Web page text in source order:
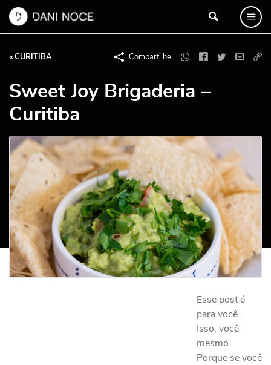
« CURITIBA Compartilhe
Sweet Joy Brigaderia –
Curitiba
Esse post é
para você.
Isso, você
mesmo.
Porque se você